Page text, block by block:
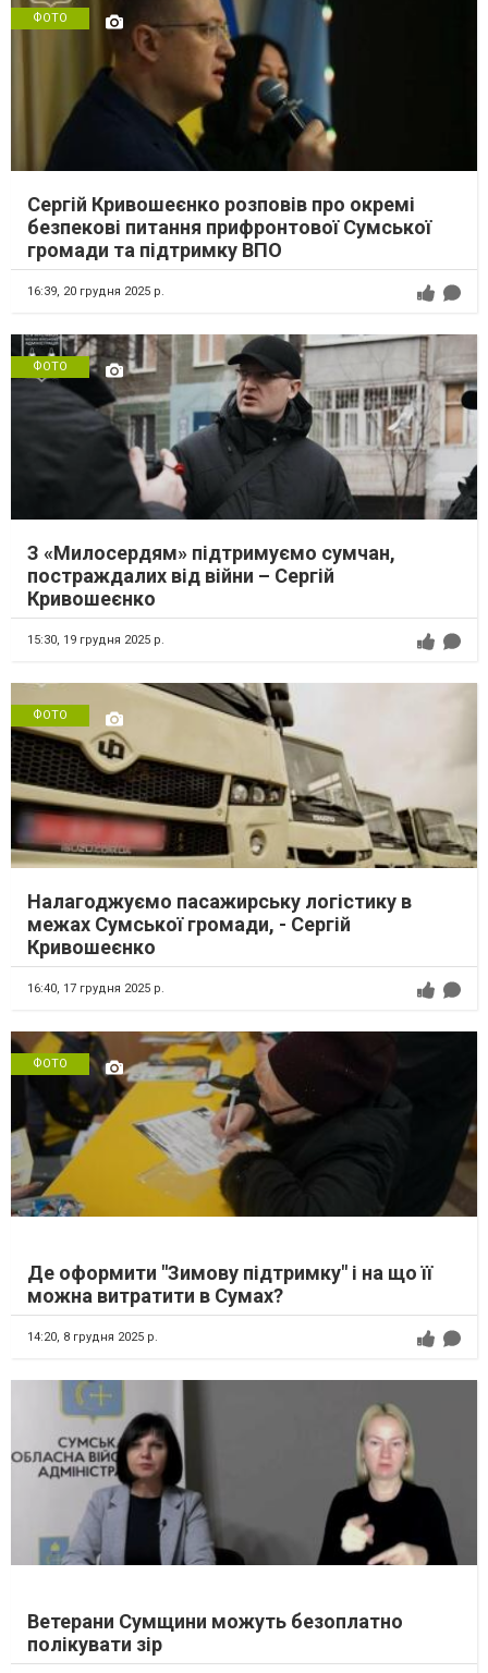
ФОТО
Сергій Кривошеєнко розповів про окремі
безпекові питання прифронтової Сумської
громади та підтримку ВПО
16:39, 20 грудня 2025 р.
ФОТО
З «Милосердям» підтримуємо сумчан,
постраждалих від війни – Сергій
Кривошеєнко
15:30, 19 грудня 2025 р.
ФОТО
Налагоджуємо пасажирську логістику в
межах Сумської громади, - Сергій
Кривошеєнко
16:40, 17 грудня 2025 р.
ФОТО
Де оформити "Зимову підтримку" і на що її
можна витратити в Сумах?
14:20, 8 грудня 2025 р.
Ветерани Сумщини можуть безоплатно
полікувати зір